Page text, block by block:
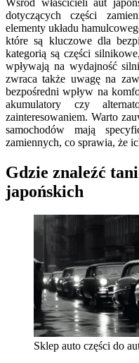
dotyczących części
elementy układu
które są kluczowe dla
kategorią są części
wpływają na wydajność
zwraca także uwagę na
bezpośredni wpływ na
akumulatory czy
zainteresowaniem. Warto
samochodów mają
zamiennych, co sprawia, że
Gdzie znaleźć
japońskich
Sklep auto części do